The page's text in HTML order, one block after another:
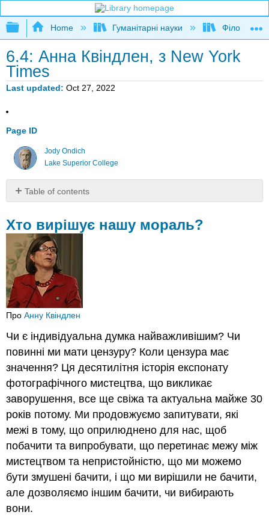
Expand/collapse global hierarchy
Home Гуманітарні науки Філософія
6.4: Анна Квіндлен, з New York
Times
Last updated Oct 27, 2022
Page ID
Jody Ondich
Lake Superior College
Table of contents
вирішує
нашу
мораль?
Приклад
Хто вирішує нашу мораль?
ПроАнну Квіндлен
Чи є індивідуальна думка найважливішим? Чи
повинні ми мати цензуру? Коли цензура має
значення? Ця десятилітня історія експонату
фотографічного мистецтва, що викликає
заворушення, все ще свіжа та актуальна майже 30
років потому. Ми продовжуємо запитувати, які
межі в тому, що оприлюднено для нас, щоб
побачити та випробувати, що перетинає межу між
мистецтвом та непристойністю, що ми можемо
бути змушені бачити, і що ми вирішили не бачити,
але дозволяємо іншим бачити, чи вибирають
вони.